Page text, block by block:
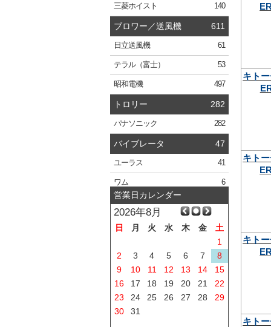
三菱ホイスト 140
ブロワー／送風機 611
日立送風機 61
テラル（富士） 53
昭和電機 497
トロリー 282
パナソニック 282
バイブレータ 47
ユーラス 41
ワム 6
営業日カレンダー
2026年8月
日 月 火 水 木 金
土
1
2
3 4 5 6 7
8
9
10 11 12 13 14
15
16
17 18 19 20 21
22
23
24 25 26 27 28
29
30
31
キト
キト
キト
キト